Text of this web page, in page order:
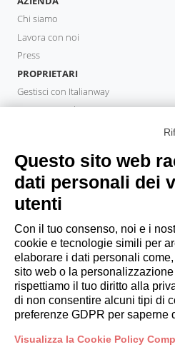
Chi siamo
Lavora con noi
Press
PROPRIETARI
Gestisci con Italianway
Investi con Italianway
Diventa Partner
Italianway Academy
OSPITI
Soggiorni lunghi
Esperienze per gli ospiti
Sconti per gli ospiti
Convenzioni per Aziende
booking@italianway.house
Questo sito web
dati personali dei
utenti
Con il tuo consenso, noi e i
cookie e tecnologie simili per
elaborare i dati personali
sito web o la
rispettiamo il tuo diritto alla
di non consentire alcuni tipi di
preferenze GDPR per saperne
Visualizza la Cookie Policy